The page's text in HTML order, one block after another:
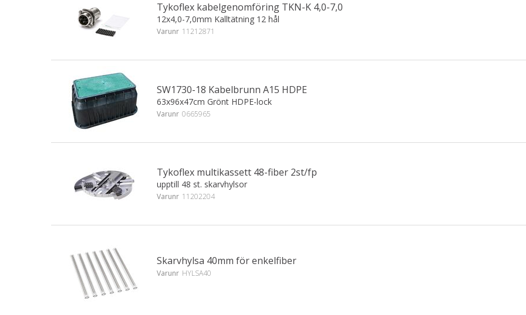
Tykoflex kabelgenomföring TKN-K 4,0-7,0
12x4,0-7,0mm Kalltätning 12 hål
Varunr 11212871
SW1730-18 Kabelbrunn A15 HDPE
63x96x47cm Grönt HDPE-lock
Varunr 0665965
Tykoflex multikassett 48-fiber 2st/fp
upptill 48 st. skarvhylsor
Varunr 11202204
Skarvhylsa 40mm för enkelfiber
Varunr HYLSA40